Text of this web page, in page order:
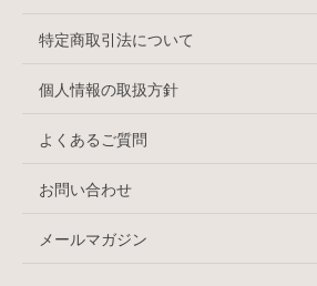
特定商取引法について
個人情報の取扱方針
よくあるご質問
お問い合わせ
メールマガジン